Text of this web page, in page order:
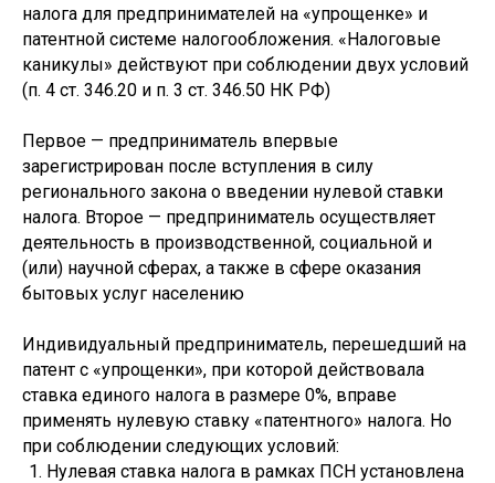
налога для предпринимателей на «упрощенке» и
патентной системе налогообложения. «Налоговые
каникулы» действуют при соблюдении двух условий
(п. 4 ст. 346.20 и п. 3 ст. 346.50 НК РФ)
Первое — предприниматель впервые
зарегистрирован после вступления в силу
регионального закона о введении нулевой ставки
налога. Второе — предприниматель осуществляет
деятельность в производственной, социальной и
(или) научной сферах, а также в сфере оказания
бытовых услуг населению
Индивидуальный предприниматель, перешедший на
патент с «упрощенки», при которой действовала
ставка единого налога в размере 0%, вправе
применять нулевую ставку «патентного» налога. Но
при соблюдении следующих условий:
Нулевая ставка налога в рамках ПСН установлена